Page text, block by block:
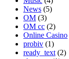
News (5)
OM (3)
OM cc (2)
Online Casino
probiv (1)
ready_text (2)